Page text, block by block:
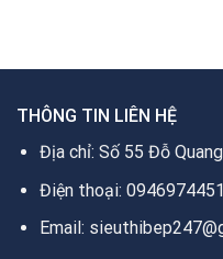
THÔNG TIN LIÊN HỆ
Địa chỉ: Số 55 Đỗ
Điện thoại: 0946974451
Email: